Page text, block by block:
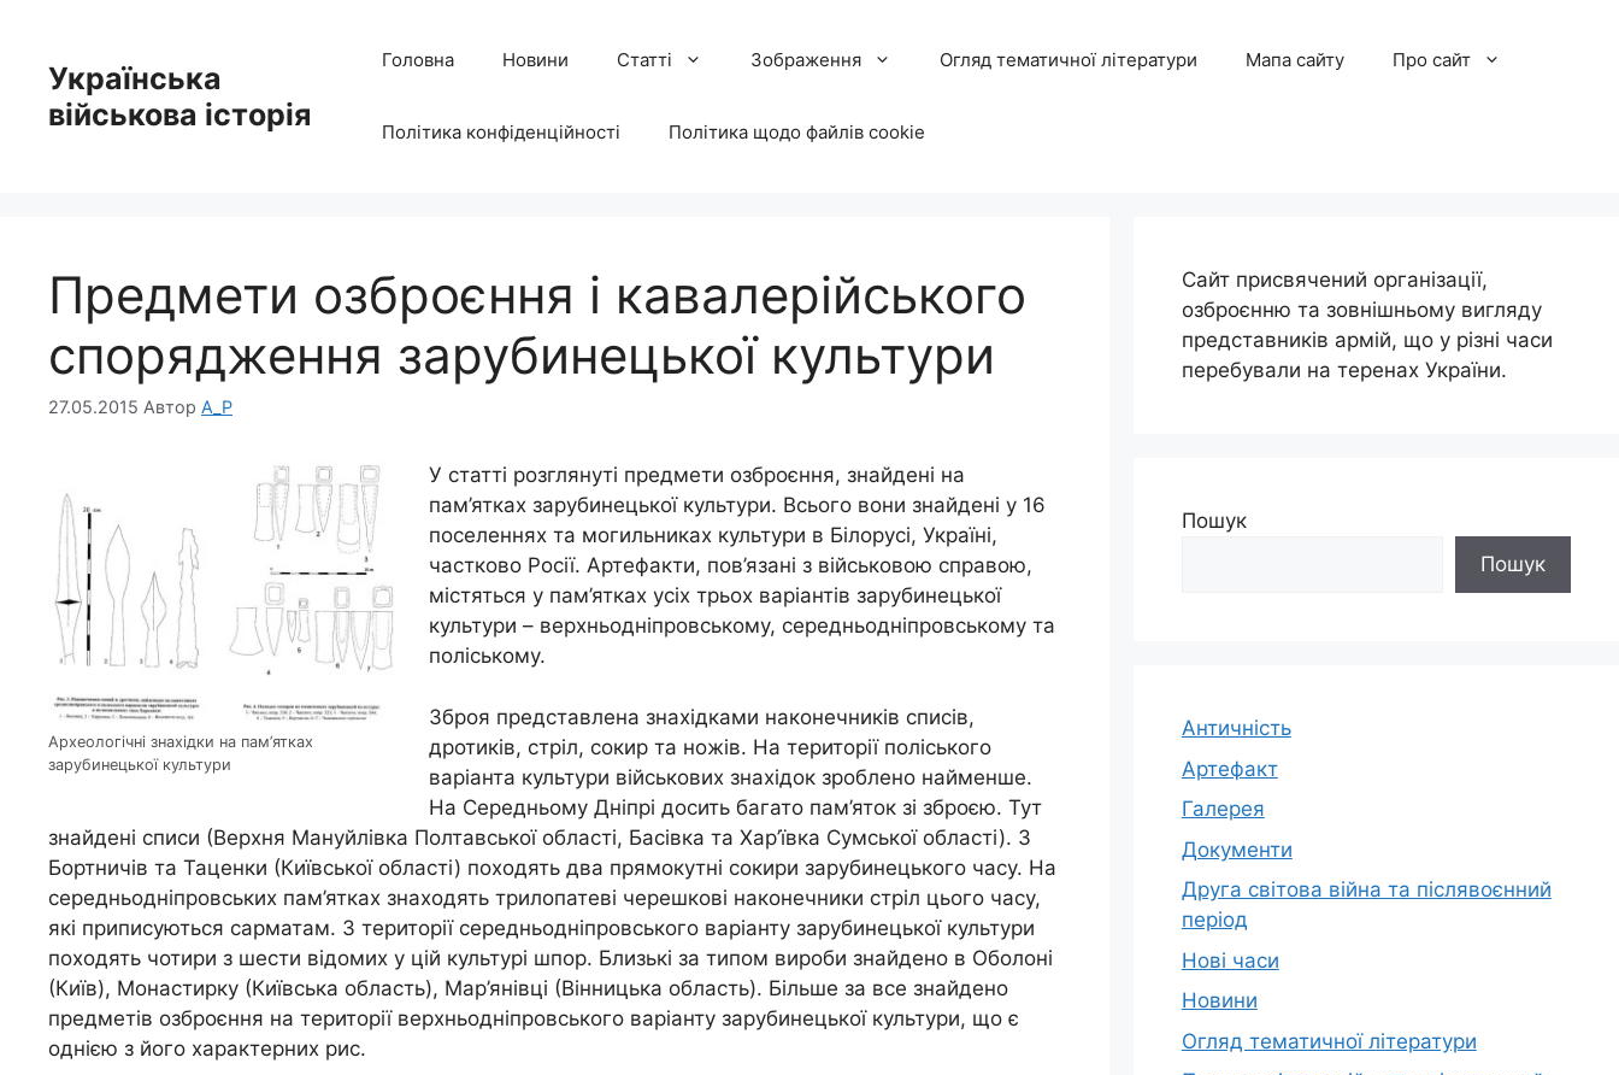
вмістуУкраїнська
військова історія
Головна Новини Статті Зображення Огляд тематичної літератури Мапа сайту Про сайт
Політика конфіденційності Політика щодо файлів cookie
Предмети озброєння і кавалерійського
спорядження зарубинецької культури
27.05.2015 Автор A_P
Археологічні знахідки на пам’ятках
зарубинецької культури
У статті розглянуті предмети озброєння, знайдені на
пам’ятках зарубинецької культури. Всього вони знайдені у 16
поселеннях та могильниках культури в Білорусі, Україні,
частково Росії. Артефакти, пов’язані з військовою справою,
містяться у пам’ятках усіх трьох варіантів зарубинецької
культури – верхньодніпровському, середньодніпровському та
поліському.
Зброя представлена знахідками наконечників списів,
дротиків, стріл, сокир та ножів. На території поліського
варіанта культури військових знахідок зроблено найменше.
На Середньому Дніпрі досить багато пам’яток зі зброєю. Тут
знайдені списи (Верхня Мануйлівка Полтавської області, Басівка та Хар’ївка Сумської області). З
Бортничів та Таценки (Київської області) походять два прямокутні сокири зарубинецького часу. На
середньодніпровських пам’ятках знаходять трилопатеві черешкові наконечники стріл цього часу,
які приписуються сарматам. З території середньодніпровського варіанту зарубинецької культури
походять чотири з шести відомих у цій культурі шпор. Близькі за типом вироби знайдено в Оболоні
(Київ), Монастирку (Київська область), Мар’янівці (Вінницька область). Більше за все знайдено
предметів озброєння на території верхньодніпровського варіанту зарубинецької культури, що є
однією з його характерних рис.
Сайт присвячений організації,
озброєнню та зовнішньому вигляду
представників армій, що у різні часи
перебували на теренах України.
Пошук
Пошук
Античність
Артефакт
Галерея
Документи
Друга світова війна та післявоєнний
період
Нові часи
Новини
Огляд тематичної літератури